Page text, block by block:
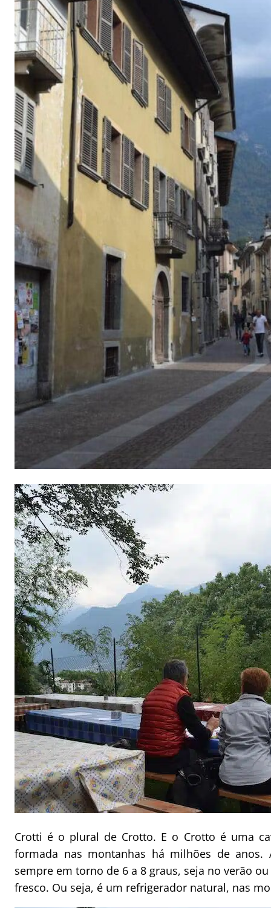
Crotti é o plural de Crotto. E o Crotto é uma
formada nas montanhas há milhões de anos.
sempre em torno de 6 a 8 graus, seja no verão
fresco. Ou seja, é um refrigerador natural, nas